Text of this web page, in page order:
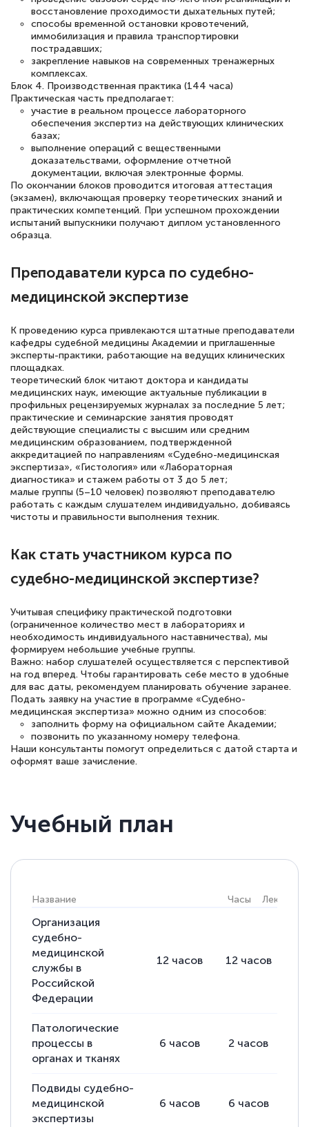
восстановление проходимости дыхательных путей;
способы временной остановки кровотечений,
иммобилизация и правила транспортировки
пострадавших;
закрепление навыков на современных тренажерных
комплексах.
Блок 4. Производственная практика (144 часа)
Практическая часть предполагает:
участие в реальном процессе лабораторного
обеспечения экспертиз на действующих клинических
базах;
выполнение операций с вещественными
доказательствами, оформление отчетной
документации, включая электронные формы.
По окончании блоков проводится итоговая аттестация
(экзамен), включающая проверку теоретических знаний и
практических компетенций. При успешном прохождении
испытаний выпускники получают диплом установленного
образца.
Преподаватели курса по судебно-
медицинской экспертизе
К проведению курса привлекаются штатные преподаватели
кафедры судебной медицины Академии и приглашенные
эксперты-практики, работающие на ведущих клинических
площадках.
теоретический блок читают доктора и кандидаты
медицинских наук, имеющие актуальные публикации в
профильных рецензируемых журналах за последние 5 лет;
практические и семинарские занятия проводят
действующие специалисты с высшим или средним
медицинским образованием, подтвержденной
аккредитацией по направлениям «Судебно-медицинская
экспертиза», «Гистология» или «Лабораторная
диагностика» и стажем работы от 3 до 5 лет;
малые группы (5–10 человек) позволяют преподавателю
работать с каждым слушателем индивидуально, добиваясь
чистоты и правильности выполнения техник.
Как стать участником курса по
судебно-медицинской экспертизе?
Учитывая специфику практической подготовки
(ограниченное количество мест в лабораториях и
необходимость индивидуального наставничества), мы
формируем небольшие учебные группы.
Важно: набор слушателей осуществляется с перспективой
на год вперед. Чтобы гарантировать себе место в удобные
для вас даты, рекомендуем планировать обучение заранее.
Подать заявку на участие в программе «Судебно-
медицинская экспертиза» можно одним из способов:
заполнить форму на официальном сайте Академии;
позвонить по указанному номеру телефона.
Наши консультанты помогут определиться с датой старта и
оформят ваше зачисление.
Учебный план
Название Часы Лекции
Организация
судебно-
медицинской
службы в
Российской
Федерации
12 часов 12 часов
Патологические
процессы в
органах и тканях
6 часов 2 часов
Подвиды судебно-
медицинской
экспертизы
6 часов 6 часов